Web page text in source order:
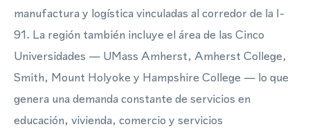
manufactura y logística vinculadas al corredor de la I-
91. La región también incluye el área de las Cinco
Universidades — UMass Amherst, Amherst College,
Smith, Mount Holyoke y Hampshire College — lo que
genera una demanda constante de servicios en
educación, vivienda, comercio y servicios